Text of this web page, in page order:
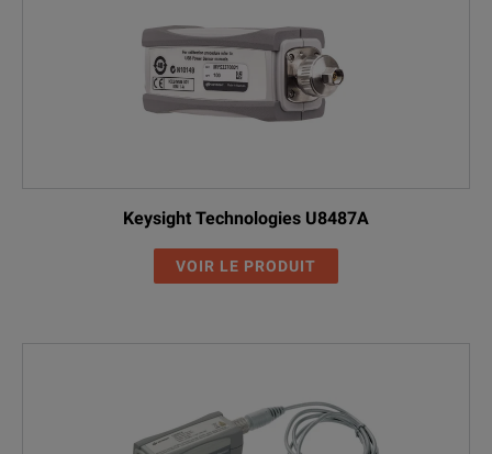
Keysight Technologies U8487A
VOIR LE PRODUIT